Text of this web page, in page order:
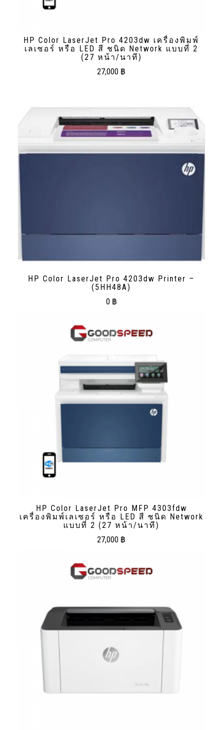
HP Color LaserJet Pro 4203dw เครื่องพิมพ์
เลเซอร์ หรือ LED สี ชนิด Network แบบที่ 2
(27 หน้า/นาที)
27,000 ฿
HP Color LaserJet Pro 4203dw Printer –
(5HH48A)
0 ฿
HP Color LaserJet Pro MFP 4303fdw
เครื่องพิมพ์เลเซอร์ หรือ LED สี ชนิด Network
แบบที่ 2 (27 หน้า/นาที)
27,000 ฿